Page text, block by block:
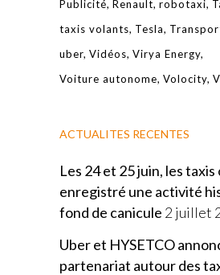
Publicité Renault robotaxi
taxis volants Tesla
uber Vidéos Virya Energy
Voiture autonome Volocity
ACTUALITES RECENTES
Les 24 et 25 juin, les taxis
enregistré une activité
fond de canicule 2 juillet
Uber et HYSETCO
partenariat autour des